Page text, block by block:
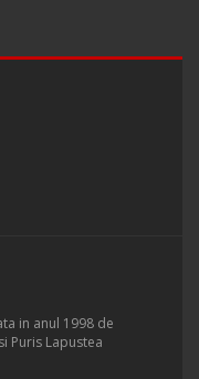
in anul 1998 de
Puris Lapustea